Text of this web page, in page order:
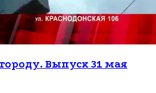
Выпуск 31 мая